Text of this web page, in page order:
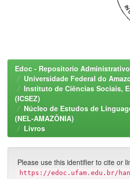
Edoc - Repositorio Administrativo
Universidade Federal do
Instituto de Ciências Sociais,
(ICSEZ)
Núcleo de Estudos de
(NEL-AMAZÔNIA)
Livros
Please use this identifier to cite or
https://edoc.ufam.edu.br/